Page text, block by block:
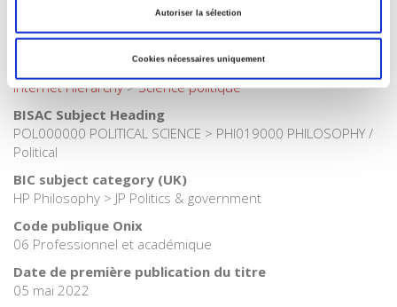
Autoriser la sélection
Cookies nécessaires uniquement
Internet Hierarchy>Politique
Catégorie (éditeur)
Internet Hierarchy>Science politique
BISAC Subject Heading
POL000000 POLITICAL SCIENCE > PHI019000 PHILOSOPHY /
Political
BIC subject category (UK)
HP Philosophy > JP Politics & government
Code publique Onix
06 Professionnel et académique
Date de première publication du titre
05 mai 2022